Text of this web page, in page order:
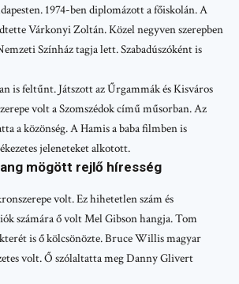
1974-ben diplomázott a főiskolán. A
Várkonyi Zoltán. Közel negyven szerepben
Színház tagja lett. Szabadúszóként is
is feltűnt. Játszott az Űrgammák és Kisváros
volt a Szomszédok című műsorban. Az
a közönség. A Hamis a baba filmben is
jeleneteket alkotott.
mögött rejlő híresség
volt. Ez hihetetlen szám és
számára ő volt Mel Gibson hangja. Tom
is ő kölcsönözte. Bruce Willis magyar
volt. Ő szólaltatta meg Danny Glivert